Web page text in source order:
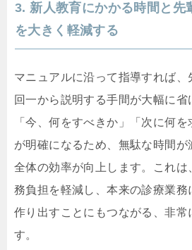
3. 新人教育にかかる時間と先
を大きく軽減する
マニュアルに沿って指導すれば
回一から説明する手間が大幅に省
「今、何をすべきか」「次に何を
が明確になるため、無駄な時間が
全体の効率が向上します。これは
務負担を軽減し、本来の診療業務
作り出すことにもつながる、非常
す。